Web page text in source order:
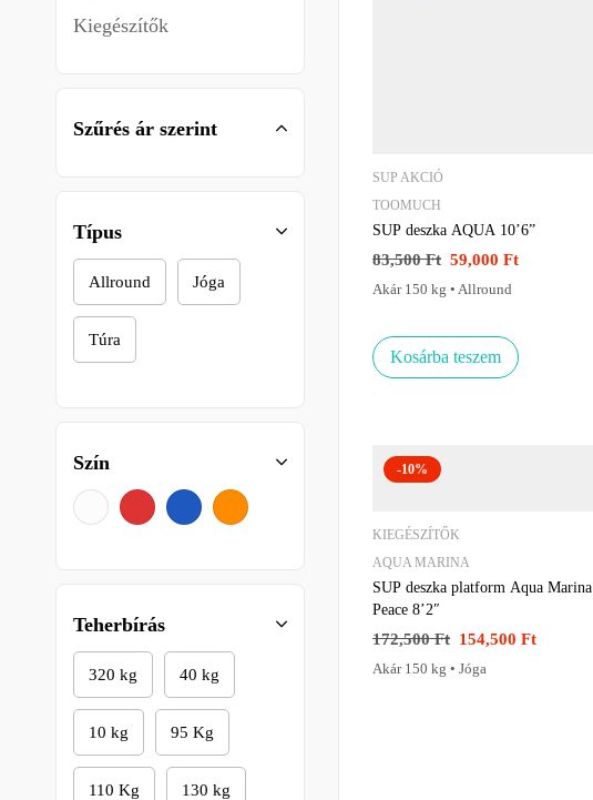
Kiegészítők
Szűrés ár szerint
Típus
Allround Jóga
Túra
Szín
Teherbírás
320 kg 40 kg
10 kg 95 Kg
110 Kg 130 kg
SUP AKCIÓ
TOOMUCH
SUP deszka AQUA 10’6”
83,500Ft 59,000 Ft
Akár 150 kg • Allround
Kosárba teszem
-10%
KIEGÉSZÍTŐK
AQUA MARINA
SUP deszka platform Aqua Marina
Peace 8’2″
172,500Ft 154,500 Ft
Akár 150 kg • Jóga